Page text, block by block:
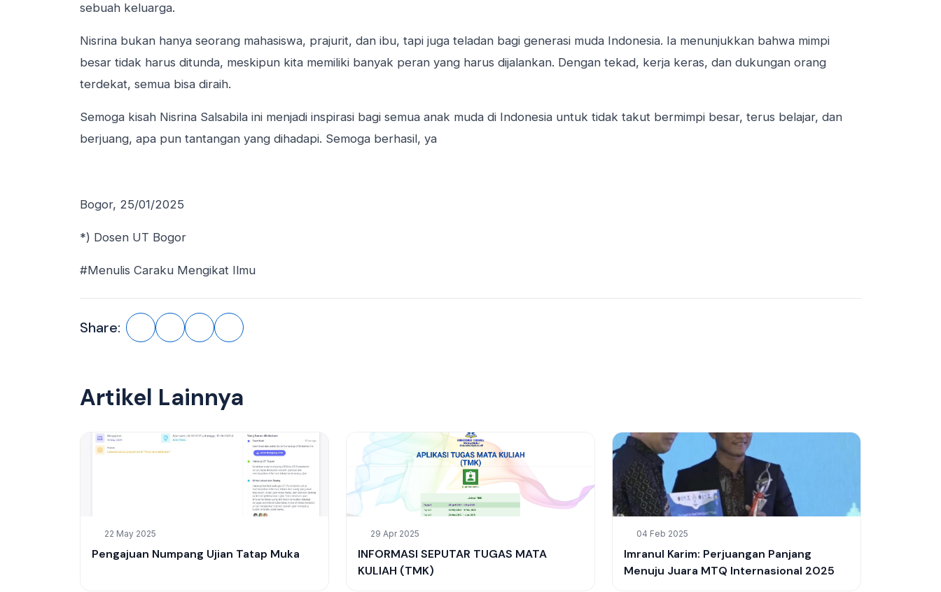
sebuah keluarga.
Nisrina bukan hanya seorang mahasiswa, prajurit, dan ibu, tapi juga teladan bagi generasi muda Indonesia. Ia menunjukkan bahwa mimpi
besar tidak harus ditunda, meskipun kita memiliki banyak peran yang harus dijalankan. Dengan tekad, kerja keras, dan dukungan orang
terdekat, semua bisa diraih.
Semoga kisah Nisrina Salsabila ini menjadi inspirasi bagi semua anak muda di Indonesia untuk tidak takut bermimpi besar, terus belajar, dan
berjuang, apa pun tantangan yang dihadapi. Semoga berhasil, ya
Bogor, 25/01/2025
*) Dosen UT Bogor
#Menulis Caraku Mengikat Ilmu
Share:
Artikel Lainnya
22 May 2025
Pengajuan Numpang Ujian Tatap Muka
29 Apr 2025
INFORMASI SEPUTAR TUGAS MATA
KULIAH (TMK)
04 Feb 2025
Imranul Karim: Perjuangan Panjang
Menuju Juara MTQ Internasional 2025